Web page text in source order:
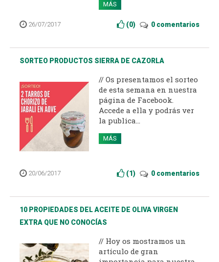
MÁS
26/07/2017 (0) 0 comentarios
SORTEO PRODUCTOS SIERRA DE CAZORLA
// Os presentamos el sorteo
de esta semana en nuestra
página de Facebook.
Accede a ella y podrás ver
la publica...
MÁS
20/06/2017 (1) 0 comentarios
10 PROPIEDADES DEL ACEITE DE OLIVA VIRGEN
EXTRA QUE NO CONOCÍAS
// Hoy os mostramos un
artículo de gran